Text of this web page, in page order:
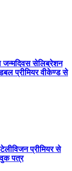
जन्मदिवस सेलिब्रेशन
प्रीमियर वीकेण्ड से
प्रीमियर से
पत्र